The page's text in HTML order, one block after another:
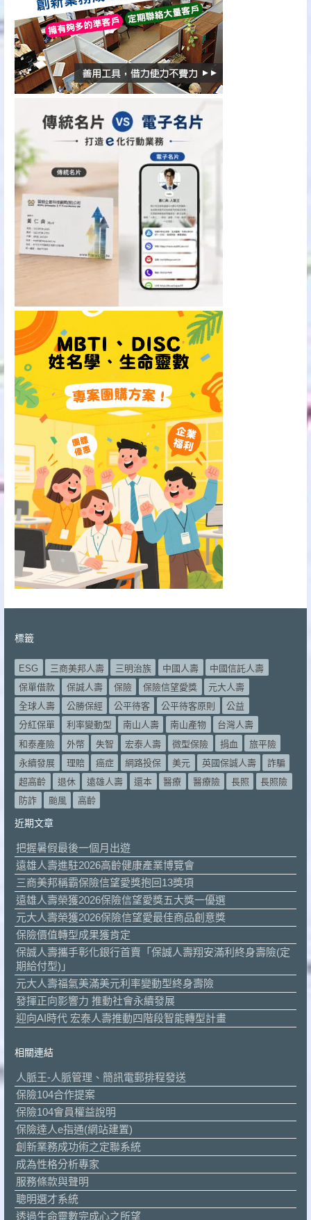
標籤
ESG 三商美邦人壽 三明治族 中國人壽
中國信託人壽
保單借款
保誠人壽 保險 保險信望愛獎
元大人壽
全球人壽
公勝保經 公平待客 公平待客原則
公益
分紅保單
利率變動型 南山人壽 南山產物
台灣人壽
和泰產險
外幣 失智 宏泰人壽 微型保險 捐血
旅平險
永續發展
理賠 癌症 網路投保 美元 英國保誠人壽
詐騙
超高齡
退休 遠雄人壽 還本 醫療 醫療險 長照
長照險
防詐
颱風 高齡
近期文章
把握暑假最後一個月出遊
遠雄人壽進駐2026高齡健康產業博覽會
三商美邦稱霸保險信望愛獎抱回13獎項
遠雄人壽榮獲2026保險信望愛獎五大獎一優選
元大人壽榮獲2026保險信望愛最佳商品創意獎
保險價值轉型成果獲肯定
保誠人壽攜手彰化銀行首賣「保誠人壽翔安滿利終身壽險(定
期給付型)」
元大人壽福氣美滿美元利率變動型終身壽險
發揮正向影響力 推動社會永續發展
迎向AI時代 宏泰人壽推動四階段智能轉型計畫
相關連結
人脈王-人脈管理、簡訊電郵排程發送
保險104合作提案
保險104會員權益說明
保險達人e指通(網站建置)
創新業務成功術之定聯系統
成為性格分析專家
服務條款與聲明
聰明選才系統
透過生命靈數完成心之所望